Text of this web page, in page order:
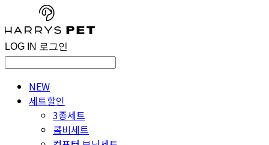
LOG IN 로그인
NEW
세트할인
3종세트
콤비세트